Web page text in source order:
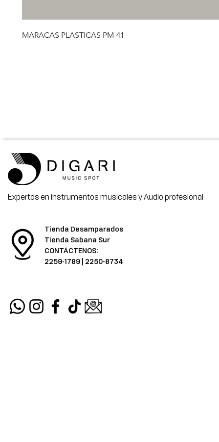
MARACAS PLASTICAS PM-41
Expertos en instrumentos musicales y Audio profesional
Tienda Desamparados
Tienda Sabana Sur
CONTÁCTENOS:
2259-1789 | 2250-8734